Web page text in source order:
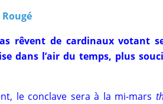
rêvent de cardinaux votant
dans l’air du temps, plus
le conclave sera à la mi-mars